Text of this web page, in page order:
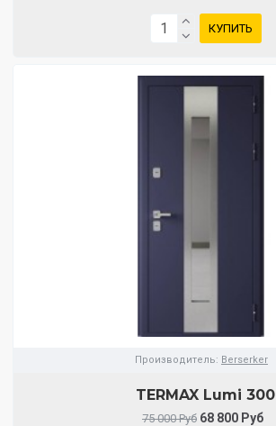
КУПИТЬ
Производитель: Berserker
TERMAX Lumi 300
75 000 Руб 68 800 Руб